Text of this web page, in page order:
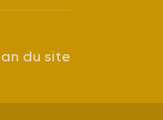
du site